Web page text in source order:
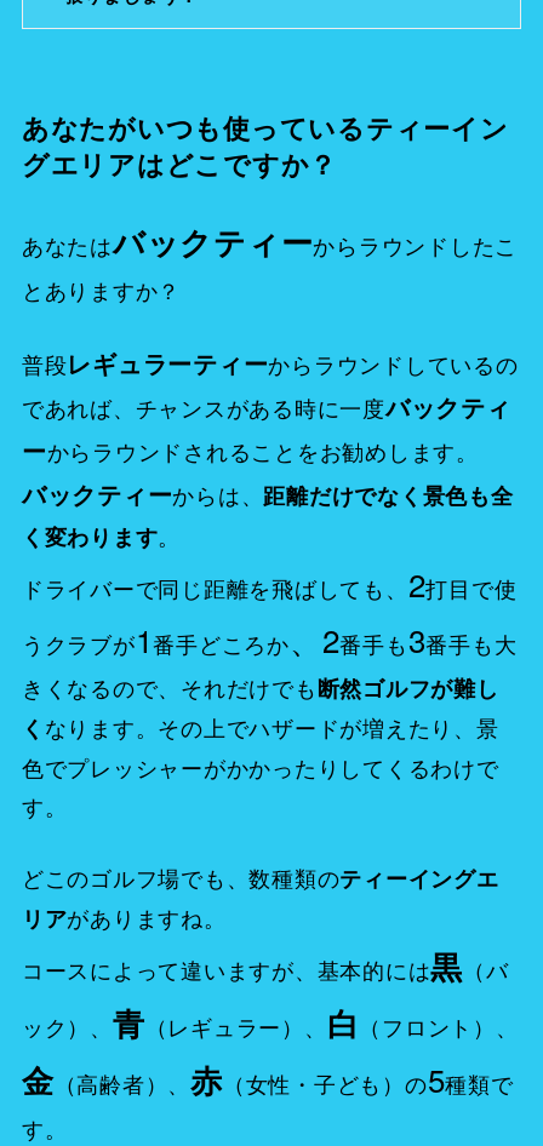
あなたがいつも使っているティーイン
グエリアはどこですか？
あなたはバックティーからラウンドしたこ
とありますか？
普段レギュラーティーからラウンドしているの
であれば、チャンスがある時に一度バックティ
ーからラウンドされることをお勧めします。
バックティーからは、 距離だけでなく景色も全
く変わります。
ドライバーで同じ距離を飛ばしても、 2打目で使
うクラブが1番手どころか、2番手も3番手も大
きくなるので、それだけでも断然ゴルフが難し
く なります。その上でハザードが増えたり、景
色でプレッシャーがかかったりしてくるわけで
す。
どこのゴルフ場でも、数種類のティーイングエ
リアがありますね。
コースによって違いますが、基本的には黒 （バ
ック）、 青 （レギュラー）、 白 （フロント）、
金（高齢者）、赤（女性・子ども）の5種類で
す。